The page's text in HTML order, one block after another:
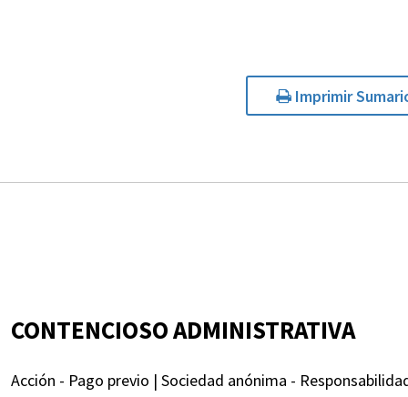
Imprimir
CONTENCIOSO ADMINISTRATIVA
Acción - Pago previo | Sociedad anónima -